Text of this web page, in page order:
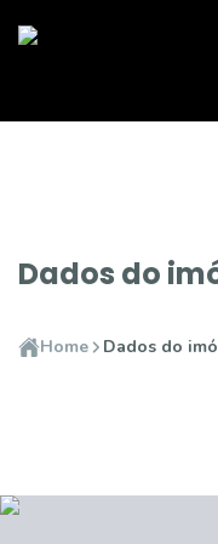
Dados do
Home Dados do